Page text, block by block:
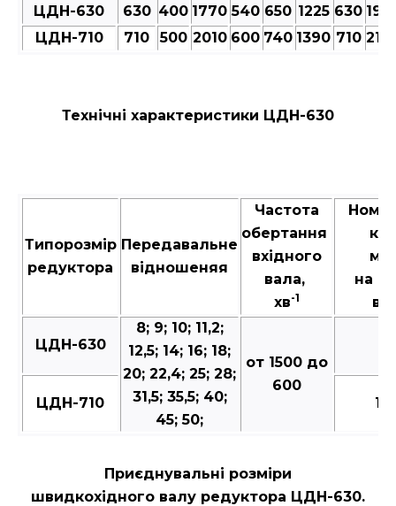
ЦДН-630 630 400 1770 540 650 1225 630
ЦДН-710
710 500 2010 600 740 1390 710
Технічні характеристики ЦДН-630
Типорозмір
редуктора
Передавальне
відношеняя
Частота
обертання
вхідного
вала,
хв-1
на
ЦДН-630
8; 9; 10; 11,2;
12,5; 14; 16; 18;
20; 22,4; 25; 28;
31,5; 35,5; 40;
45; 50;
от 1500 до
600
ЦДН-710
Приєднувальні розміри
швидкохідного валу редуктора ЦДН-630.